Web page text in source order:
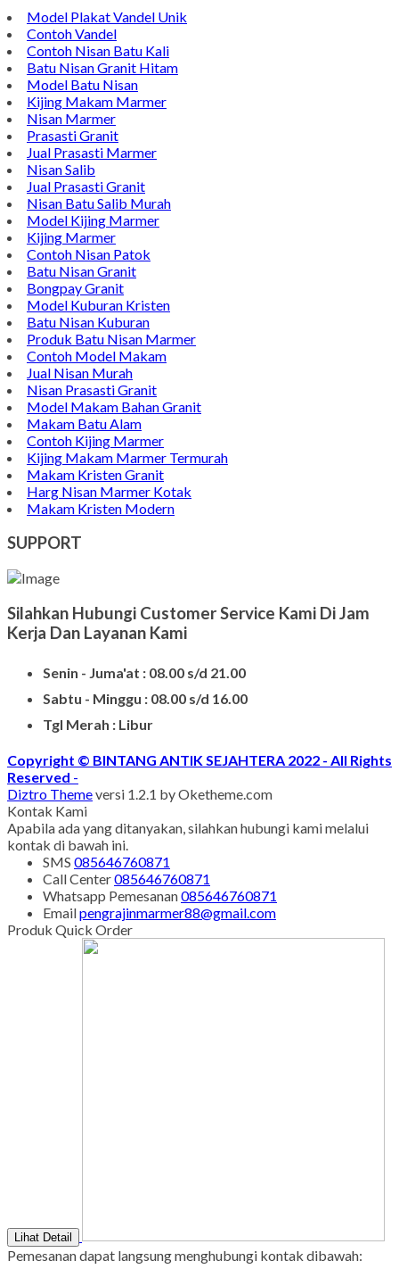
Jika Anda Merasa Kesulitan Untuk Menghubungi
Customer Service Kami, Anda Bisa Langsung
Menghubungi Pusat Layanan Dan Keluhan Customer Di
Contact Di Bawah Ini
Alamat : Campurdarat, Tulungagung 66272
Phone : 0812-5212-8100
Email : pengrajinmarme88@gmail.com
Whatsapp : 0856-4676-0871
Model Plakat Vandel Unik
Contoh Vandel
Contoh Nisan Batu Kali
Batu Nisan Granit Hitam
Model Batu Nisan
Kijing Makam Marmer
Nisan Marmer
Prasasti Granit
Jual Prasasti Marmer
Nisan Salib
Jual Prasasti Granit
Nisan Batu Salib Murah
Model Kijing Marmer
Kijing Marmer
Contoh Nisan Patok
Batu Nisan Granit
Bongpay Granit
Model Kuburan Kristen
Batu Nisan Kuburan
Produk Batu Nisan Marmer
Jual Nisan Murah
Nisan Prasasti Granit
Model Makam Bahan Granit
Makam Batu Alam
Kijing Makam Marmer Termurah
Harg Nisan Marmer Kotak
Makam Kristen Modern
SUPPORT
Silahkan Hubungi Customer Service Kami Di Jam
Kerja Dan Layanan Kami
Senin - Juma'at : 08.00 s/d 21.00
Sabtu - Minggu : 08.00 s/d 16.00
Tgl Merah : Libur